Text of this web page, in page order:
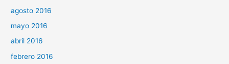
agosto 2016
mayo 2016
abril 2016
febrero 2016